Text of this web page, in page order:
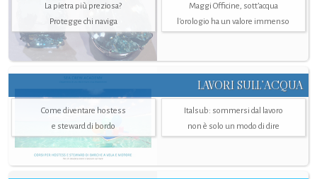
La pietra più preziosa?
Protegge chi naviga
Maggi Officine, sott’acqua
l'orologio ha un valore immenso
LAVORI SULL’ACQUA
Come diventare hostess
e steward di bordo
Italsub: sommersi dal lavoro
non è solo un modo di dire